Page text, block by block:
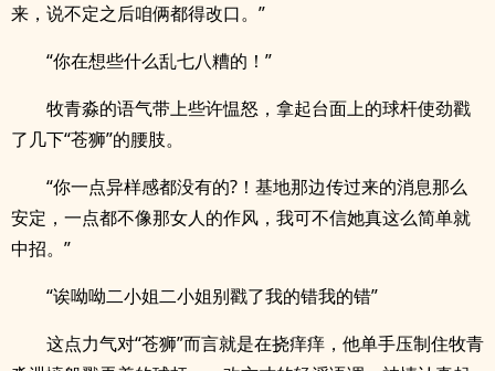
来，说不定之后咱俩都得改口。”
“你在想些什么乱七八糟的！”
牧青淼的语气带上些许愠怒，拿起台面上的球杆使劲戳
了几下“苍狮”的腰肢。
“你一点异样感都没有的?！基地那边传过来的消息那么
安定，一点都不像那女人的作风，我可不信她真这么简单就
中招。”
“诶呦呦二小姐二小姐别戳了我的错我的错”
这点力气对“苍狮”而言就是在挠痒痒，他单手压制住牧青